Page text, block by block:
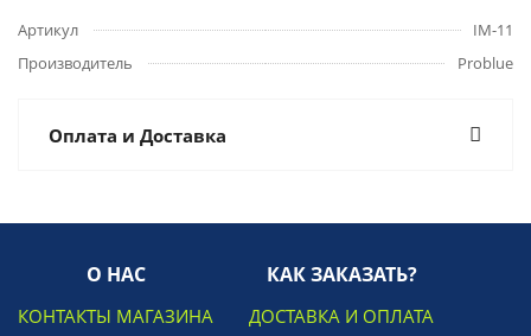
Артикул
IM-11
Производитель
Problue
Оплата и Доставка
О НАС
КОНТАКТЫ МАГАЗИНА
КАК ЗАКАЗАТЬ?
ДОСТАВКА И ОПЛАТА